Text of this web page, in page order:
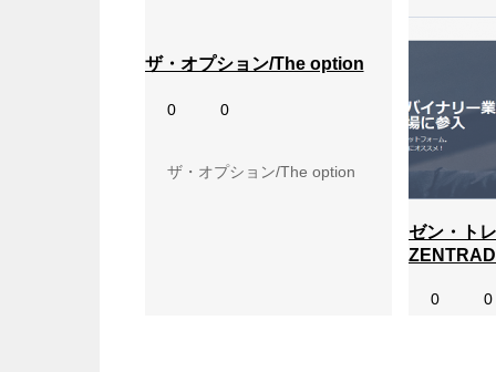
ザ・オプション/The option
0 0
ザ・オプション/The option
ゼン・ト
0 0